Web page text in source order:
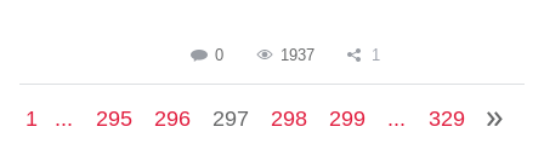
0 1937 1
1 ... 295 296 297 298 299 ... 329